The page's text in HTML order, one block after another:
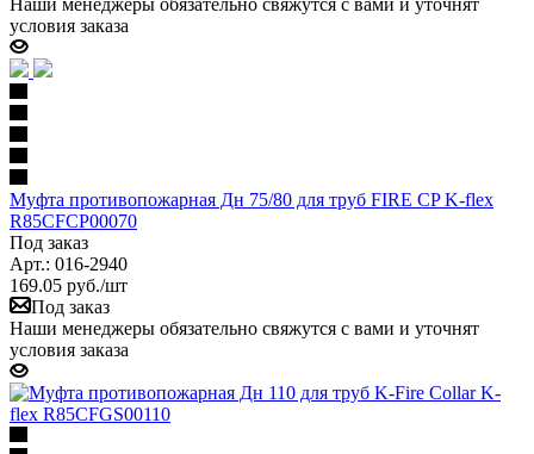
условия заказа
Муфта противопожарная Дн 75/80 для труб FIRE CP K-flex
R85CFCP00070
Под заказ
Арт.: 016-2940
169.05 руб./шт
Под заказ
Наши менеджеры обязательно свяжутся с вами и уточнят
условия заказа